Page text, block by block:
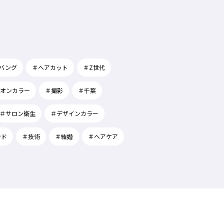
ング ＃ヘアカット ＃Z世代
ンカラー ＃撮影 ＃千葉
＃サロン衛生 ＃デザインカラー
＃技術 ＃結婚 ＃ヘアケア